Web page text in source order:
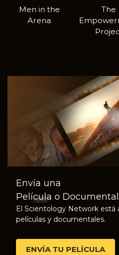
Men in the
Arena
The
Envía una
Película o Documental
El Scientology Network está
películas y documentales.
ENVÍA TU PELÍCULA